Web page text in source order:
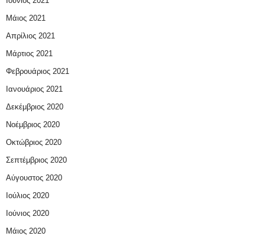
Μάιος 2021
Απρίλιος 2021
Μάρτιος 2021
Φεβρουάριος 2021
Ιανουάριος 2021
Δεκέμβριος 2020
Νοέμβριος 2020
Οκτώβριος 2020
Σεπτέμβριος 2020
Αύγουστος 2020
Ιούλιος 2020
Ιούνιος 2020
Μάιος 2020